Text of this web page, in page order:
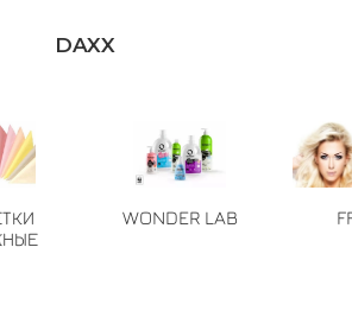
DAXX
WONDER LAB